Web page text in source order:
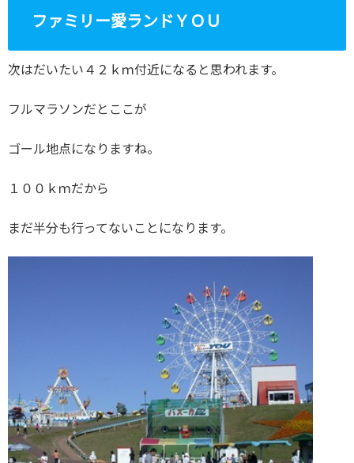
ファミリー愛ランドＹＯＵ
次はだいたい４２ｋｍ付近になると思われます。
フルマラソンだとここが
ゴール地点になりますね。
１００ｋｍだから
まだ半分も行ってないことになります。